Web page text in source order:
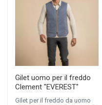
Gilet uomo per il freddo
Clement "EVEREST"
Gilet per il freddo da uomo